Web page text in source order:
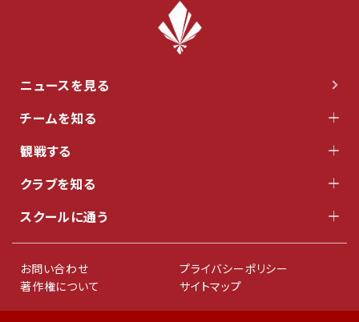
ニュースを見る
チームを知る
観戦する
クラブを知る
スクールに通う
お問い合わせ
プライバシーポリシー
著作権について
サイトマップ